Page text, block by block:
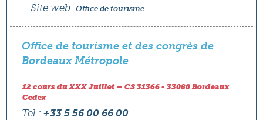
Site web: Office de tourisme
Office de tourisme et des congrès de
Bordeaux Métropole
12 cours du XXX Juillet – CS 31366 - 33080 Bordeaux
Cedex
Tel.: +33 5 56 00 66 00